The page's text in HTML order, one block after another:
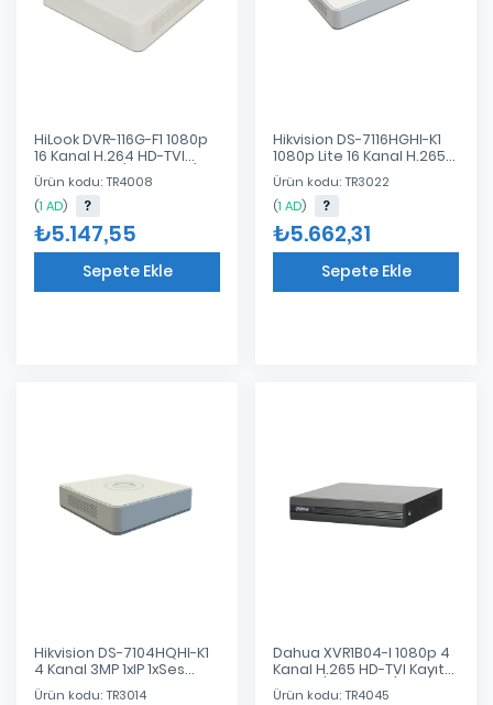
HiLook DVR-116G-F1 1080p
16 Kanal H.264 HD-TVI
Kayıt Cihazı (VGA,HDMI)
Ürün kodu: TR4008
(1 AD)
₺5.147,55
Sepete Ekle
Hikvision DS-7116HGHI-K1
1080p Lite 16 Kanal H.265
PRO+ HD-TVI Kayıt Cihazı
Ürün kodu: TR3022
(1 AD)
₺5.662,31
Sepete Ekle
Hikvision DS-7104HQHI-K1
4 Kanal 3MP 1xIP 1xSes
1xVGA 1xHDMI 1080p 1x6TB
Ürün kodu: TR3014
Dahua XVR1B04-I 1080p 4
Kanal H.265 HD-TVI Kayıt
Cihazı (HDMI,VGA)
Ürün kodu: TR4045